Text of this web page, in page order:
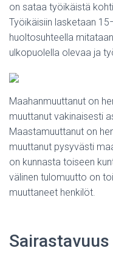
on sataa työikäistä
Työikäisiin lasketaan
huoltosuhteella
ulkopuolella olevaa ja
Maahanmuuttanut on
muuttanut vakinaisesti
Maastamuuttanut on
muuttanut pysyvästi
on kunnasta toiseen
välinen tulomuutto on
muuttaneet henkilöt.
Sairastavuus